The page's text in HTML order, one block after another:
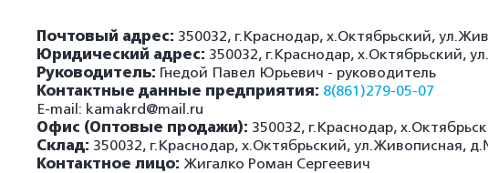
Почтовый адрес: 350032, г.Краснодар, х.Октябрьский,
Юридический адрес: 350032, г.Краснодар, х.Октябрьский,
Руководитель: Гнедой Павел Юрьевич - руководитель
Контактные данные предприятия: 8(861)279-05-07
E-mail: kamakrd@mail.ru
Офис (Оптовые продажи): 350032, г.Краснодар,
Склад: 350032, г.Краснодар, х.Октябрьский, ул.Живописная,
Контактное лицо: Жигалко Роман Сергеевич